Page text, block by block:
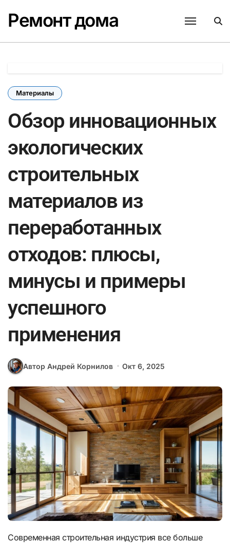
содержанию
Ремонт дома
Материалы
Обзор инновационных
экологических
строительных
материалов из
переработанных
отходов: плюсы,
минусы и примеры
успешного
применения
Автор Андрей Корнилов Окт 6, 2025
Современная строительная индустрия все больше